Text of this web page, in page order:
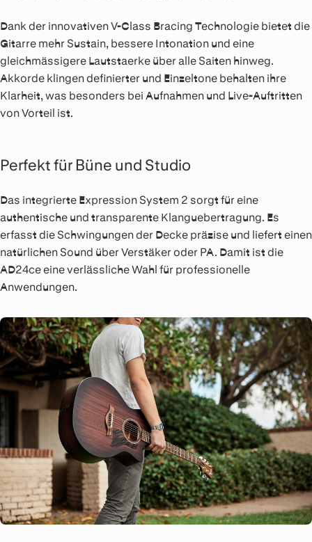
Dank der innovativen V-Class Bracing Technologie bietet die
Gitarre mehr Sustain, bessere Intonation und eine
gleichmässigere Lautstaerke über alle Saiten hinweg.
Akkorde klingen definierter und Einzeltone behalten ihre
Klarheit, was besonders bei Aufnahmen und Live-Auftritten
von Vorteil ist.
Perfekt für Büne und Studio
Das integrierte Expression System 2 sorgt für eine
authentische und transparente Klanguebertragung. Es
erfasst die Schwingungen der Decke präzise und liefert einen
natürlichen Sound über Verstäker oder PA. Damit ist die
AD24ce eine verlässliche Wahl für professionelle
Anwendungen.